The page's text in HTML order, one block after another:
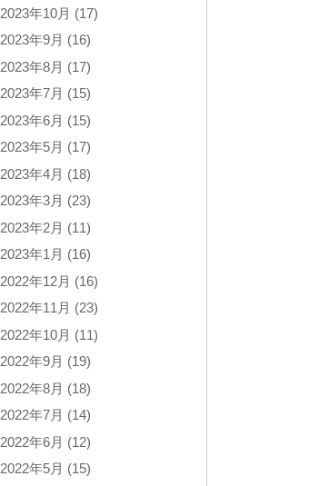
2023年10月 (17)
2023年9月 (16)
2023年8月 (17)
2023年7月 (15)
2023年6月 (15)
2023年5月 (17)
2023年4月 (18)
2023年3月 (23)
2023年2月 (11)
2023年1月 (16)
2022年12月 (16)
2022年11月 (23)
2022年10月 (11)
2022年9月 (19)
2022年8月 (18)
2022年7月 (14)
2022年6月 (12)
2022年5月 (15)